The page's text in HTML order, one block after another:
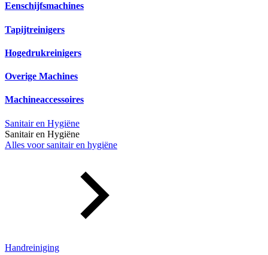
Eenschijfsmachines
Tapijtreinigers
Hogedrukreinigers
Overige Machines
Machineaccessoires
Sanitair en Hygiëne
Sanitair en Hygiëne
Alles voor sanitair en hygiëne
Handreiniging